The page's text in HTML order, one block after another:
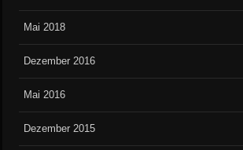
Mai 2018
Dezember 2016
Mai 2016
Dezember 2015